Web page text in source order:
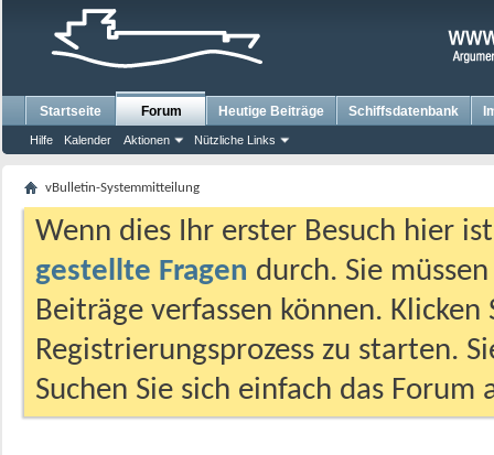
Startseite Forum
Hilfe Kalender Aktionen Nützliche Links
Heutige Beiträge Schiffsdatenbank
vBulletin-Systemmitteilung
Wenn dies Ihr erster Besuch hier
gestellte Fragen durch. Sie
Beiträge verfassen können.
Registrierungsprozess zu starten.
Suchen Sie sich einfach das